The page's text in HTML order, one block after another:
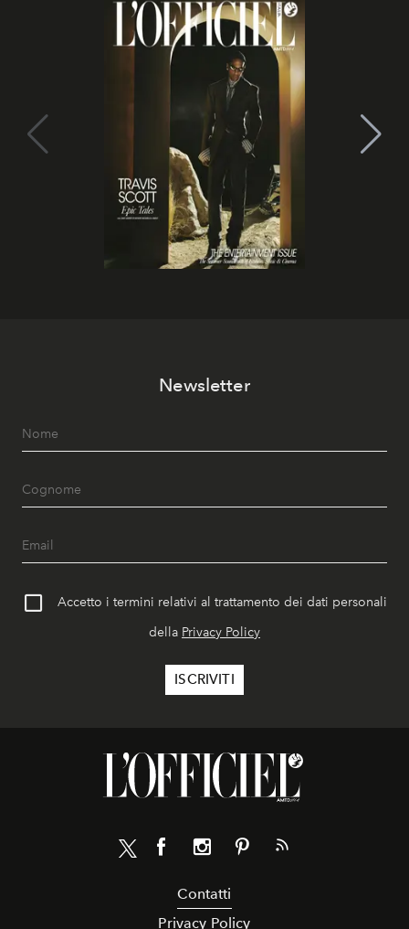
Newsletter
Accetto i termini relativi al trattamento dei dati personali
della Privacy Policy
Contatti
Privacy Policy